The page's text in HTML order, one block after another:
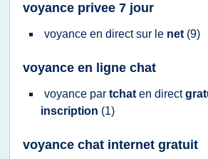
voyance privee 7 jour
voyance en directsur le net (9)
voyance en ligne chat
voyance par tchat en direct
inscription (1)
voyance chat internet gratuit